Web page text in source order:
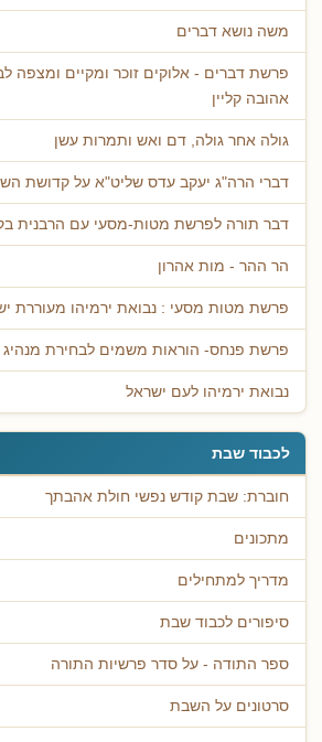
משה נושא דברים
פרשת דברים - אלוקים זוכר ומקיים ומצפה
אהובה קליין
גולה אחר גולה, דם ואש ותמרות עשן
דברי הרה"ג יעקב עדס שליט"א על קדושת
דבר תורה לפרשת מטות-מסעי עם הרבנית
הר ההר - מות אהרון
פרשת מטות מסעי : נבואת ירמיהו מעוררת
פרשת פנחס- הוראות משמים לבחירת מנהיג
נבואת ירמיהו לעם ישראל
לכבוד שבת
חוברת: שבת קודש נפשי חולת אהבתך
מתכונים
מדריך למתחילים
סיפורים לכבוד שבת
ספר התודה - על סדר פרשיות התורה
סרטונים על השבת